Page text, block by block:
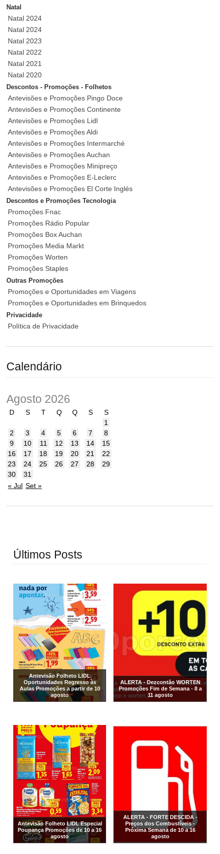
Natal
Natal 2024
Natal 2024
Natal 2023
Natal 2022
Natal 2021
Natal 2020
Descontos - Promoções - Folhetos
Antevisões e Promoções Pingo Doce
Antevisões e Promoções Continente
Antevisões e Promoções Lidl
Antevisões e Promoções Aldi
Antevisões e Promoções Intermarché
Antevisões e Promoções Auchan
Antevisões e Promoções Minipreço
Antevisões e Promoções E-Leclerc
Antevisões e Promoções El Corte Inglés
Descontos e Promoções Tecnologia
Promoções Fnac
Promoções Rádio Popular
Promoções Box Auchan
Promoções Media Markt
Promoções Worten
Promoções Staples
Outras Promoções
Promoções e Oportunidades em Viagens
Promoções e Oportunidades em Brinquedos
Privacidade
Política de Privacidade
Calendário
Agosto 2026
D S T Q Q S
S
1
2
3 4 5 6 7
8
9
10 11 12 13 14
15
16
17 18 19 20 21
22
23
24 25 26 27 28
29
30
31
« Jul Set »
Últimos Posts
Antevisão Folheto LIDL
Oportunidades Regresso às
Aulas Promoções a partir de 10
agosto
ALERTA - Dezcontão WORTEN
Promoções Fim de Semana - 8 a
11 agosto
Antevisão Folheto LIDL Especial
Poupança Promoções de 10 a 16
agosto
ALERTA - FORTE DESCIDA -
Preços dos Combustíveis -
Próxima Semana de 10 a 16
agosto